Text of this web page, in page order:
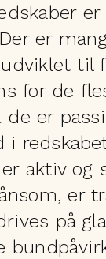
er
til
for de
de er
i
aktiv og
er
på